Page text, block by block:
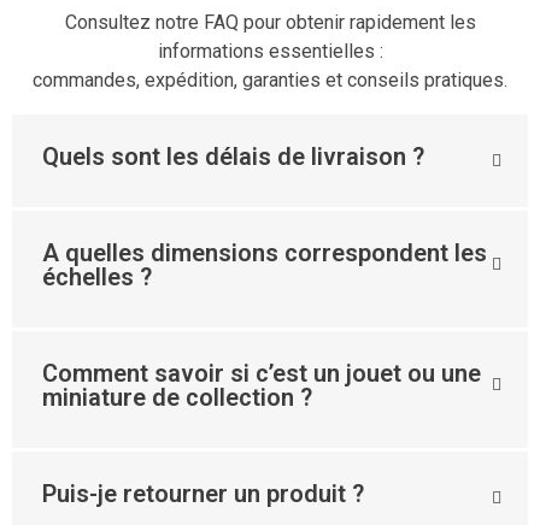
Consultez notre FAQ pour obtenir rapidement les
informations essentielles :
commandes, expédition, garanties et conseils pratiques.
Quels sont les délais de livraison ?
A quelles dimensions correspondent les
échelles ?
Comment savoir si c’est un jouet ou une
miniature de collection ?
Puis-je retourner un produit ?